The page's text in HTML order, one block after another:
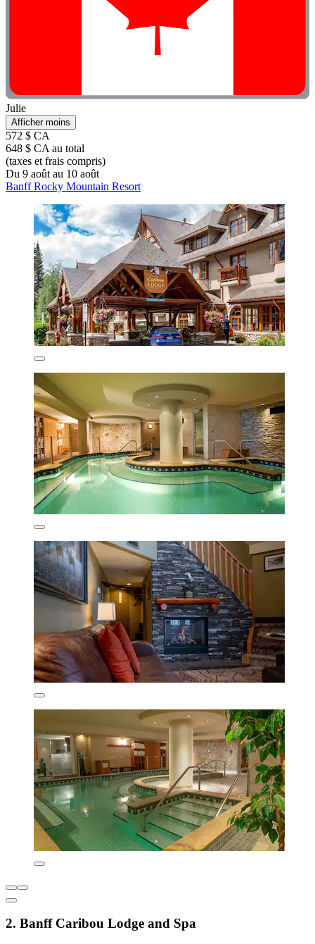
Julie
Afficher moins
572 $ CA
648 $ CA au total
(taxes et frais compris)
Du 9 août au 10 août
Banff Rocky Mountain Resort
2. Banff Caribou Lodge and Spa